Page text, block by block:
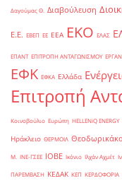
Δαγούμας Θ. Διαβούλευση
Ε.Ε. ΕΒΕΠ ΕΕ ΕΕΑ ΕΚΟ ΕΛΑΣ
ΕΠΑΝΤ ΕΠΙΤΡΟΠΗ ΑΝΤΑΓΩΝΙΣΜΟΥ
ΕΦΚ ΕΦΚΑ Ελλάδα
Επιτροπή
Κοινοβούλιο Ευρώπη ΗELLENiQ ENERGY
Ηράκλειο ΘΕΡΜΟΙΛ
Μ. ΙΝΕ-ΓΣΕΕ ΙΟΒΕ Ικόνιο Ιλχάν Αχμέτ
ΠΑΡΕΜΒΑΣΗ ΚΕΔΑΚ ΚΕΠ ΚΕΡΔΟΦΟΡΙΑ